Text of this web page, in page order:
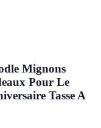
Mignons
Pour Le
Tasse A